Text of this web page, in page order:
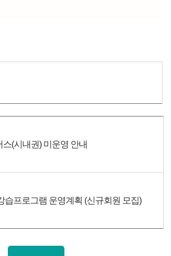
스(시내권) 미운영 안내
습프로그램 운영계획 (신규회원 모집)